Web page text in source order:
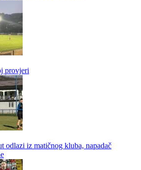
provjeri
odlazi iz matičnog kluba, napadač